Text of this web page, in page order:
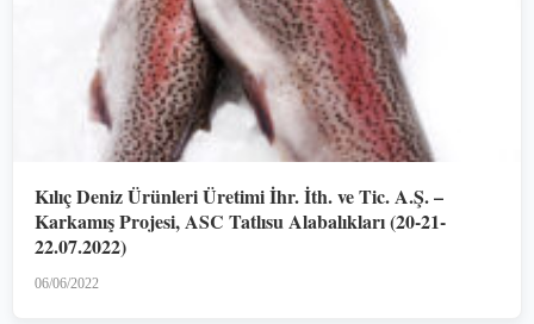
Kılıç Deniz Ürünleri Üretimi İhr. İth. ve Tic. A.Ş. –
Karkamış Projesi, ASC Tatlısu Alabalıkları (20-21-
22.07.2022)
06/06/2022